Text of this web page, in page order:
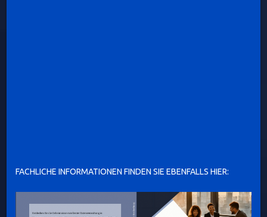
FACHLICHE INFORMATIONEN FINDEN SIE EBENFALLS HIER: